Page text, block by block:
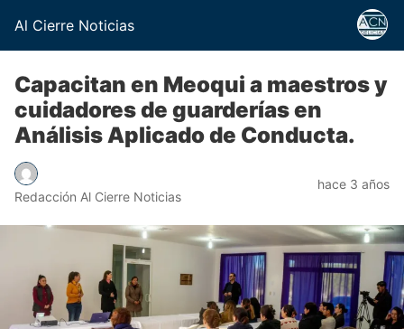
Al Cierre Noticias
Capacitan en Meoqui a maestros y
cuidadores de guarderías en
Análisis Aplicado de Conducta.
Redacción Al Cierre Noticias
hace 3 años